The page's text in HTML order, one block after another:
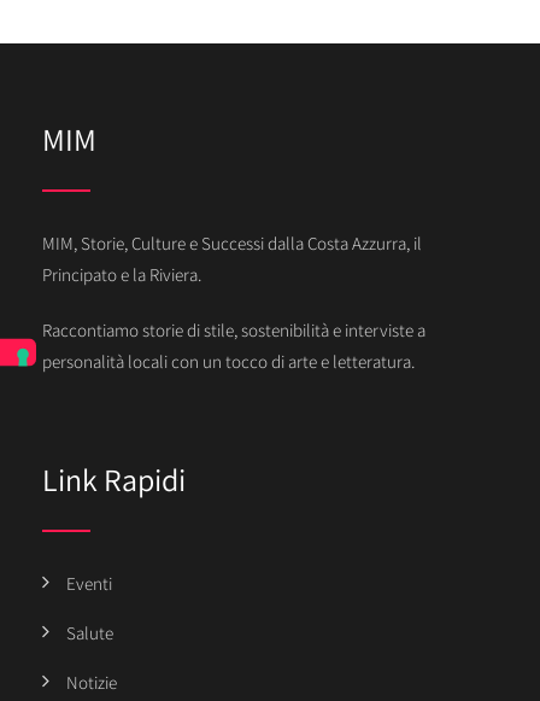
MIM
MIM, Storie, Culture e Successi dalla Costa Azzurra, il
Principato e la Riviera.
Raccontiamo storie di stile, sostenibilità e interviste a
personalità locali con un tocco di arte e letteratura.
Link Rapidi
Eventi
Salute
Notizie